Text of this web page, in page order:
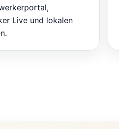
Live und lokalen